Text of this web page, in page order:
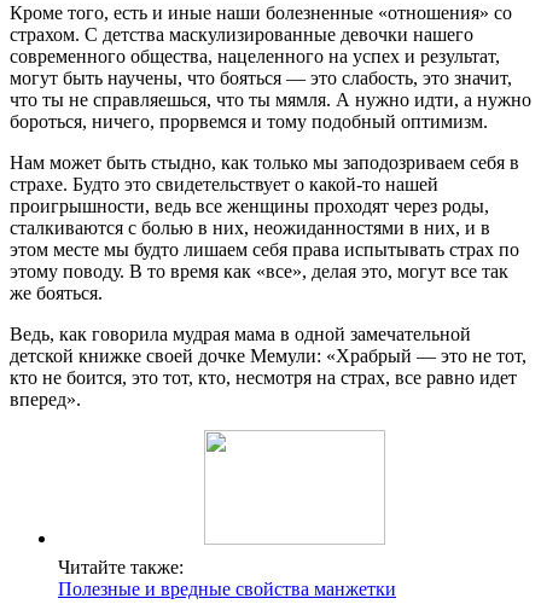
Кроме того, есть и иные наши болезненные «отношения» со
страхом. С детства маскулизированные девочки нашего
современного общества, нацеленного на успех и результат,
могут быть научены, что бояться — это слабость, это значит,
что ты не справляешься, что ты мямля. А нужно идти, а нужно
бороться, ничего, прорвемся и тому подобный оптимизм.
Нам может быть стыдно, как только мы заподозриваем себя в
страхе. Будто это свидетельствует о какой-то нашей
проигрышности, ведь все женщины проходят через роды,
сталкиваются с болью в них, неожиданностями в них, и в
этом месте мы будто лишаем себя права испытывать страх по
этому поводу. В то время как «все», делая это, могут все так
же бояться.
Ведь, как говорила мудрая мама в одной замечательной
детской книжке своей дочке Мемули: «Храбрый — это не тот,
кто не боится, это тот, кто, несмотря на страх, все равно идет
вперед».
Читайте также:
Полезные и вредные свойства манжетки